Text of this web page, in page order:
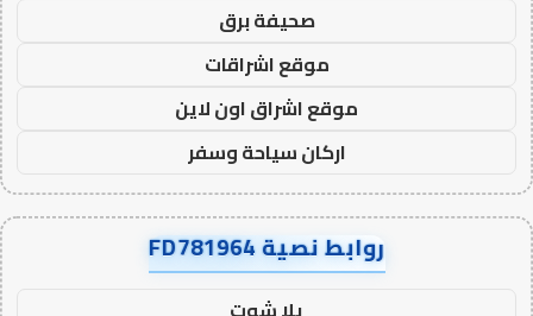
صحيفة برق
موقع اشراقات
موقع اشراق اون لاين
اركان سياحة وسفر
روابط نصية FD781964